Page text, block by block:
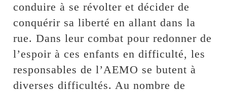
conduire à se révolter et décider de
conquérir sa liberté en allant dans la
rue. Dans leur combat pour redonner de
l’espoir à ces enfants en difficulté, les
responsables de l’AEMO se butent à
diverses difficultés. Au nombre de